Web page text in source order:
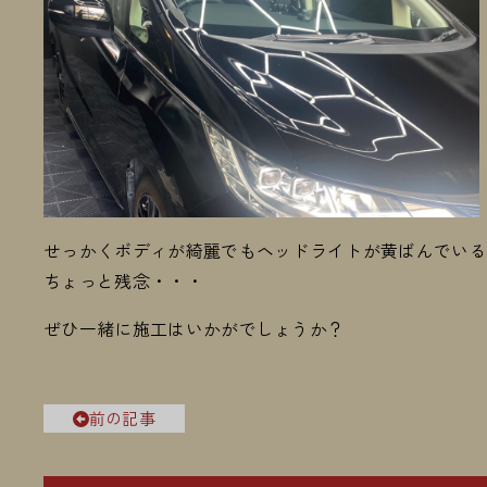
せっかくボディが綺麗でもヘッドライトが黄ばんでい
ちょっと残念・・・
ぜひ一緒に施工はいかがでしょうか？
前の記事